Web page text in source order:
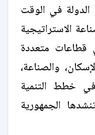
الدولة في الوقت
الاستراتيجية
قطاعات متعددة
والصناعة،
خطط التنمية
الجمهورية